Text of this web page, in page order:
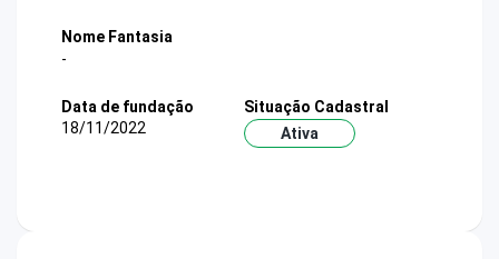
Nome Fantasia
-
Data de fundação
18/11/2022
Situação Cadastral
Ativa